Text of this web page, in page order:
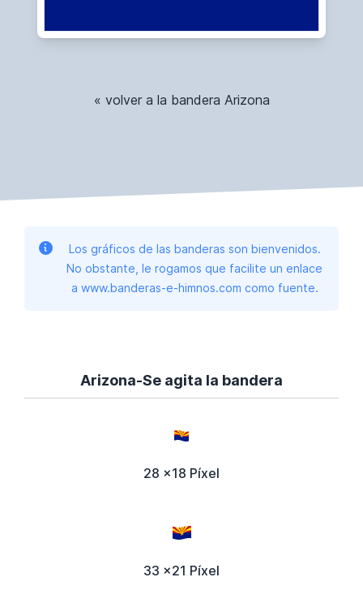
« volver a la bandera Arizona
Los gráficos de las banderas son bienvenidos.
No obstante, le rogamos que facilite un enlace
a www.banderas-e-himnos.com como fuente.
Arizona-Se agita la bandera
28 x18 Píxel
33 x21 Píxel